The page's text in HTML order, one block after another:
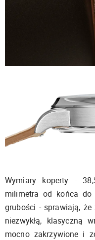
Wymiary koperty -
milimetra od końca
grubości - sprawiają,
niezwykłą, klasyczną
mocno zakrzywione i